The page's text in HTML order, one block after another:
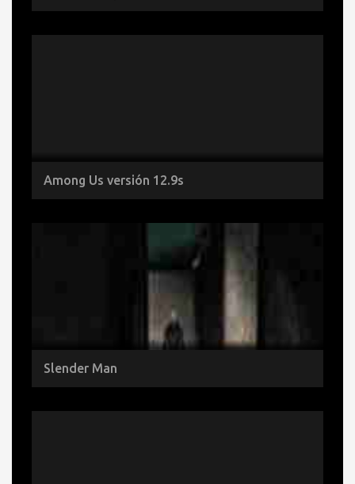
Among Us versión 12.9s
Slender Man